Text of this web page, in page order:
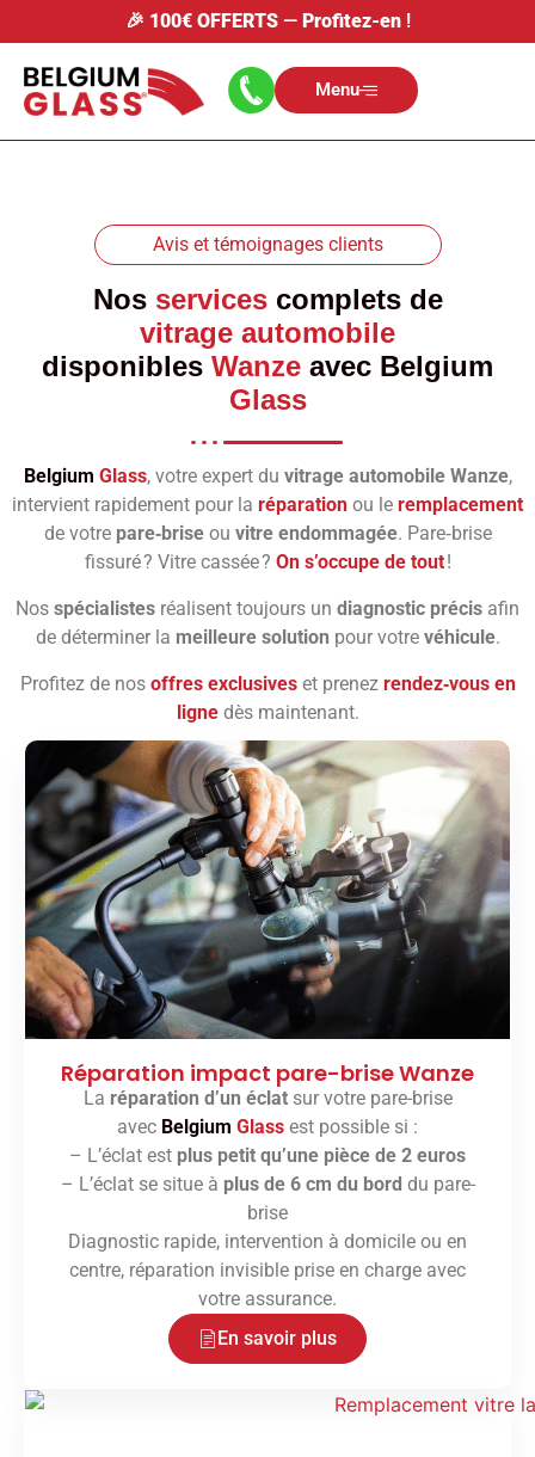
🎉 100€ OFFERTS— Profitez-en!
Menu
Avis et témoignages clients
Nos servicescomplets de
vitrage automobile
disponibles Wanze avec Belgium
Glass
Belgium Glass, votre expert du vitrage automobile Wanze,
intervient rapidement pour la réparation ou le remplacement
de votre pare‑briseou vitre endommagée. Pare‑brise
fissuré ? Vitre cassée ? On s’occupe de tout!
Nos spécialistes réalisent toujours un diagnostic précis afin
de déterminer la meilleure solution pour votre véhicule.
Profitez de nos offres exclusiveset prenez rendez‑vous en
lignedès maintenant.
Réparation impact pare-brise Wanze
La réparation d’un éclatsur votre pare-brise
avec Belgium Glass est possible si :
– L’éclat est plus petit qu’une pièce de 2 euros
– L’éclat se situe à plus de 6 cm du bord du pare-
brise
Diagnostic rapide, intervention à domicile ou en
centre, réparation invisible prise en charge avec
votre assurance.
En savoir plus